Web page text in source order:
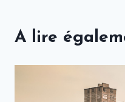
A lire